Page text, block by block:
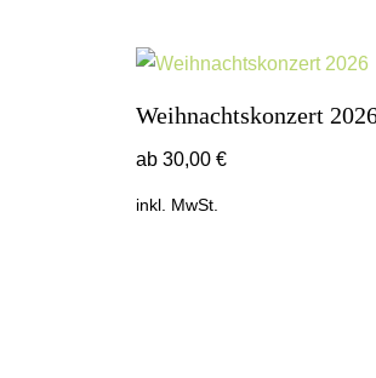
Weihnachtskonzert
ab 30,00 €
inkl. MwSt.